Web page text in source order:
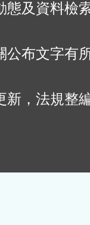
態及資料檢
公布文字有
新，法規整